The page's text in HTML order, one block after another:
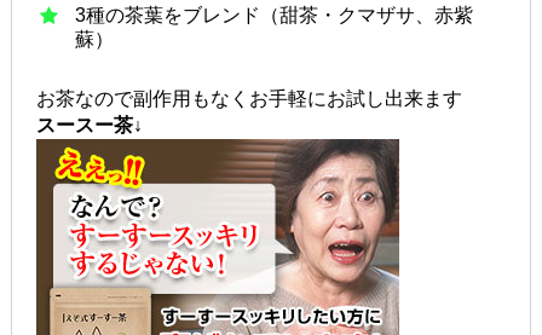
3種の茶葉をブレンド（甜茶・クマザサ、赤紫
蘇）
お茶なので副作用もなくお手軽にお試し出来ます
スースー茶↓